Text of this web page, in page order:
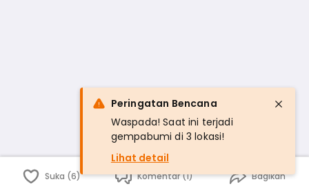
Suka (6) Komentar (1) Bagikan
Peringatan Bencana
Waspada! Saat ini terjadi
gempabumi di 3 lokasi!
Lihat detail